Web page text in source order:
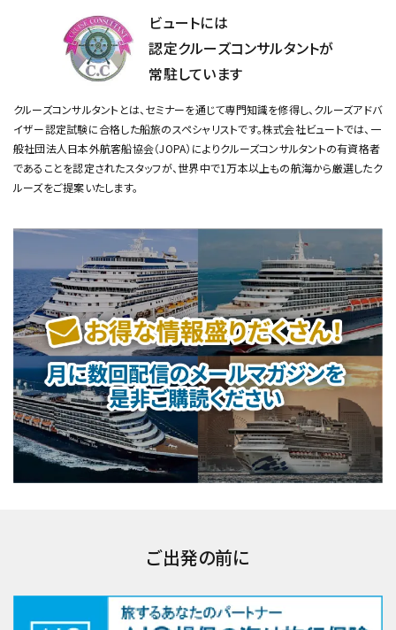
ビュートには
認定クルーズコンサルタントが
常駐しています
クルーズコンサルタントとは、セミナーを通じて専門知識を修得し、クルーズアドバ
イザー認定試験に合格した船旅のスペシャリストです。株式会社ビュートでは、一
般社団法人日本外航客船協会（JOPA）によりクルーズコンサルタントの有資格者
であることを認定されたスタッフが、世界中で1万本以上もの航海から厳選したク
ルーズをご提案いたします。
ご出発の前に